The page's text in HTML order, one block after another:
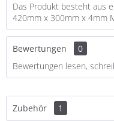
Das Produkt besteht aus
420mm x 300mm x 4mm
Bewertungen
0
Bewertungen lesen,
Zubehör 1